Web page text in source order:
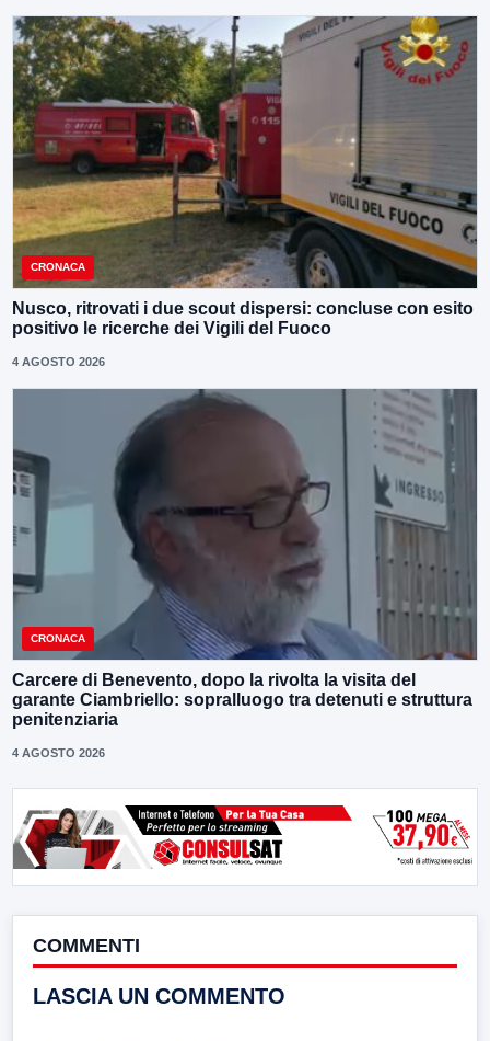
CRONACA
Nusco, ritrovati i due scout dispersi: concluse con esito
positivo le ricerche dei Vigili del Fuoco
4 AGOSTO 2026
CRONACA
Carcere di Benevento, dopo la rivolta la visita del
garante Ciambriello: sopralluogo tra detenuti e struttura
penitenziaria
4 AGOSTO 2026
COMMENTI
LASCIA UN COMMENTO